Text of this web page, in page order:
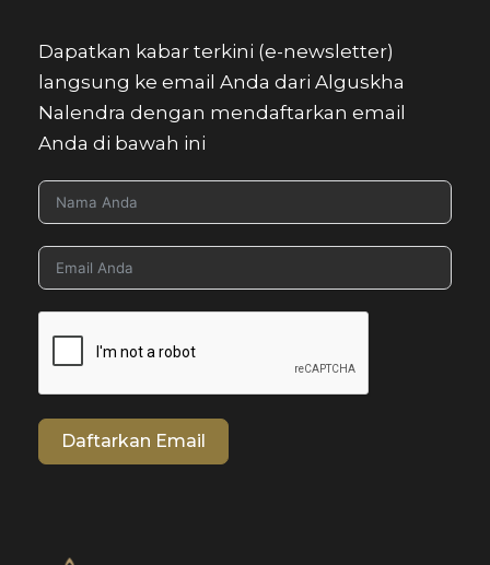
Dapatkan kabar terkini (e-newsletter)
langsung ke email Anda dari Alguskha
Nalendra dengan mendaftarkan email
Anda di bawah ini
Daftarkan Email